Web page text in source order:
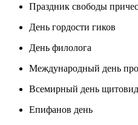
Праздник свободы
День гордости гиков
День филолога
Международный день
Всемирный день
Епифанов день